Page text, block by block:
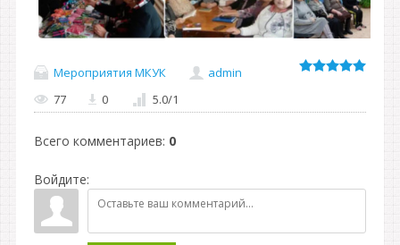
Мероприятия МКУК
admin
77
0 5.0/1
Всего комментариев: 0
Войдите: